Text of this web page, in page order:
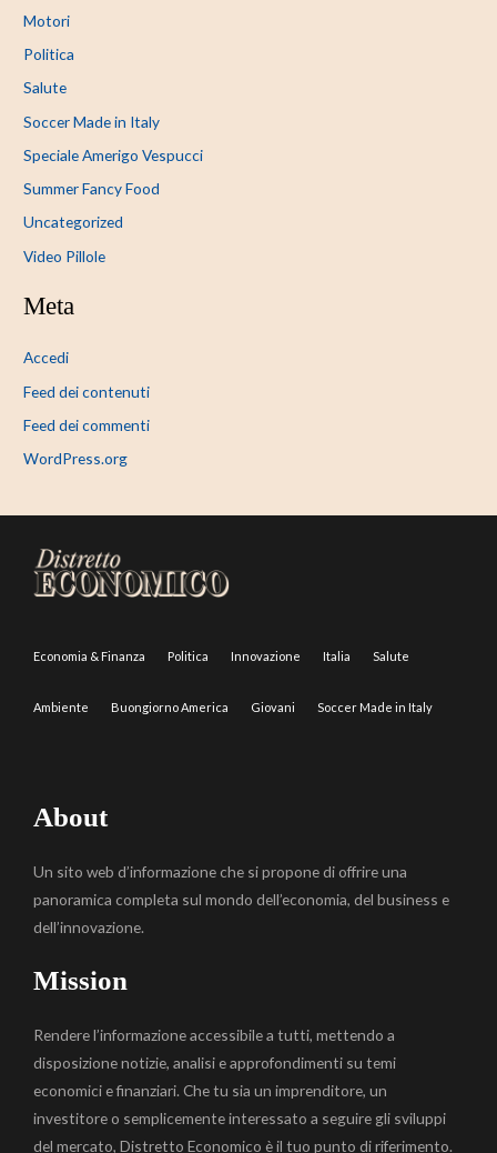
Motori
Politica
Salute
Soccer Made in Italy
Speciale Amerigo Vespucci
Summer Fancy Food
Uncategorized
Video Pillole
Meta
Accedi
Feed dei contenuti
Feed dei commenti
WordPress.org
Economia & Finanza Politica Innovazione Italia Salute
Ambiente Buongiorno America Giovani Soccer Made in Italy
About
Un sito web d’informazione che si propone di offrire una
panoramica completa sul mondo dell’economia, del business e
dell’innovazione.
Mission
Rendere l’informazione accessibile a tutti, mettendo a
disposizione notizie, analisi e approfondimenti su temi
economici e finanziari. Che tu sia un imprenditore, un
investitore o semplicemente interessato a seguire gli sviluppi
del mercato, Distretto Economico è il tuo punto di riferimento.